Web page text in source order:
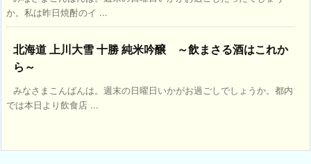
か。私は昨日焼酎のイ ...
北海道 上川大雪 十勝 純米吟醸 ～飲まさる酒はこれか
ら～
みなさまこんばんは。週末の日曜日いかがお過ごしでしょうか。都内
では本日より飲食店 ...